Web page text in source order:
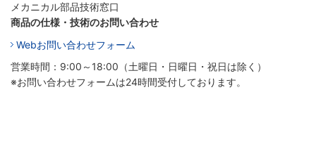
メカニカル部品技術窓口
商品の仕様・技術のお問い合わせ
Webお問い合わせフォーム
営業時間：9:00～18:00（土曜日・日曜日・祝日は除く）
※お問い合わせフォームは24時間受付しております。